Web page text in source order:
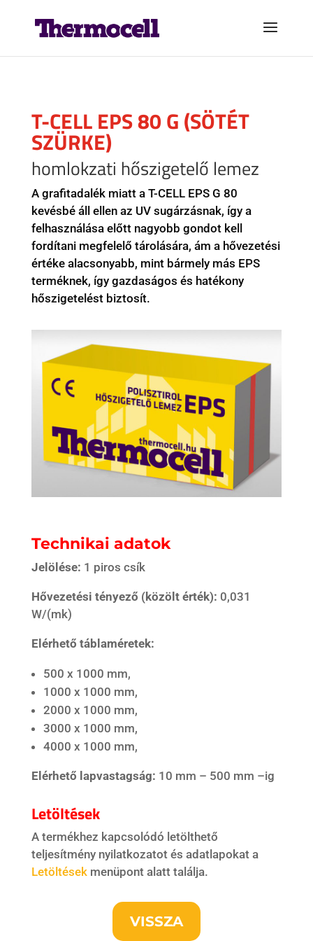
T-CELL EPS 80 G (SÖTÉT
SZÜRKE)
homlokzati hőszigetelő lemez
A grafitadalék miatt a T-CELL EPS G 80
kevésbé áll ellen az UV sugárzásnak, így a
felhasználása előtt nagyobb gondot kell
fordítani megfelelő tárolására, ám a hővezetési
értéke alacsonyabb, mint bármely más EPS
terméknek, így gazdaságos és hatékony
hőszigetelést biztosít.
Technikai adatok
Jelölése: 1 piros csík
Hővezetési tényező (közölt érték): 0,031
W/(mk)
Elérhető táblaméretek:
500 x 1000 mm,
1000 x 1000 mm,
2000 x 1000 mm,
3000 x 1000 mm,
4000 x 1000 mm,
Elérhető lapvastagság: 10 mm – 500 mm –ig
Letöltések
A termékhez kapcsolódó letölthető
teljesítmény nyilatkozatot és adatlapokat a
Letöltésekmenüpont alatt találja.
VISSZA